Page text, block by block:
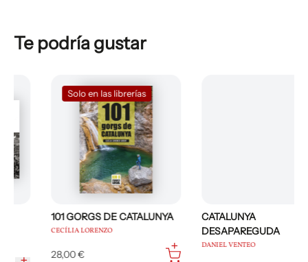
Te podría gustar
Solo en las librerías
101 GORGS DE CATALUNYA
CECÍLIA LORENZO
28,00 €
CATALUNYA
DESAPAREGUDA
DANIEL VENTEO